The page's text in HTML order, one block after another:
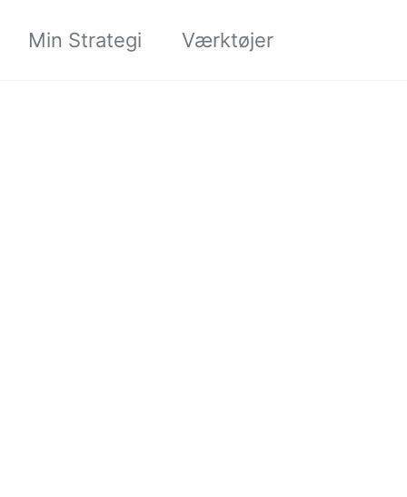
Min Strategi Værktøjer